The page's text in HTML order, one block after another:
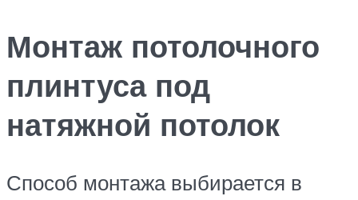
Монтаж потолочного
плинтуса под
натяжной потолок
Способ монтажа выбирается в